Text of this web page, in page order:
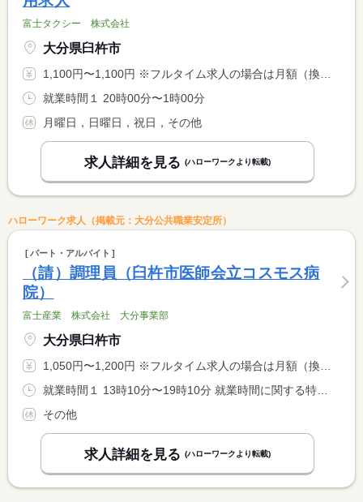
富士タクシー 株式会社
大分県臼杵市
1,100円〜1,100円 ※フルタイム求人の場合は月額（換算額）、パート求人の場合は時間額を表示しています。
就業時間１ 20時00分〜1時00分
月曜日，日曜日，祝日，その他
求人詳細を見る (ハローワークより転載)
ハローワーク求人（掲載元：大分公共職業安定所）
パート・アルバイト
（請）調理員（臼杵市医師会立コスモス病
院）
富士産業 株式会社 大分事業部
大分県臼杵市
1,050円〜1,200円 ※フルタイム求人の場合は月額（換算額）、パート求人の場合は時間額を表示しています。
その他
求人詳細を見る (ハローワークより転載)